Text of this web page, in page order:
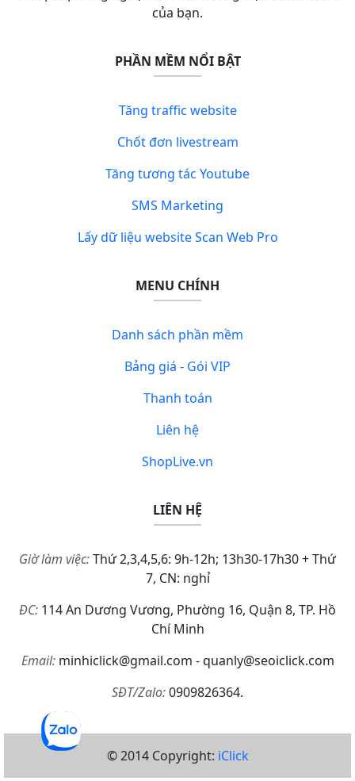
của bạn.
PHẦN MỀM NỔI BẬT
Tăng traffic website
Chốt đơn livestream
Tăng tương tác Youtube
SMS Marketing
Lấy dữ liệu website Scan Web Pro
MENU CHÍNH
Danh sách phần mềm
Bảng giá - Gói VIP
Thanh toán
Liên hệ
ShopLive.vn
LIÊN HỆ
Giờ làm việc:Thứ 2,3,4,5,6: 9h-12h; 13h30-17h30 + Thứ
7, CN: nghỉ
ĐC: 114 An Dương Vương, Phường 16, Quận 8, TP. Hồ
Chí Minh
Email:minhiclick@gmail.com - quanly@seoiclick.com
SĐT/Zalo:0909826364.
© 2014 Copyright: iClick